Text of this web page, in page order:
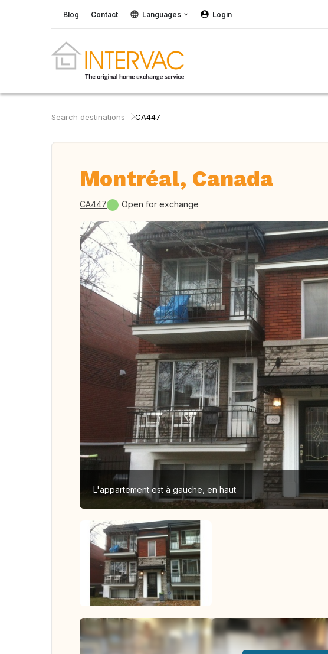
Blog Contact Languages Login
Search destinations CA447
Montréal, Canada
CA447 Open for exchange
L'appartement est à gauche, en haut